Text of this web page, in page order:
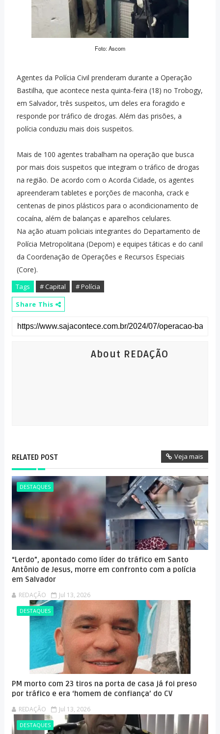
Foto: Ascom
Agentes da Polícia Civil prenderam durante a Operação
Bastilha, que acontece nesta quinta-feira (18) no Trobogy,
em Salvador, três suspeitos, um deles era foragido e
responde por tráfico de drogas. Além das prisões, a
polícia conduziu mais dois suspeitos.
Mais de 100 agentes trabalham na operação que busca
por mais dois suspeitos que integram o tráfico de drogas
na região. De acordo com o Acorda Cidade, os agentes
apreenderam tabletes e porções de maconha, crack e
centenas de pinos plásticos para o acondicionamento de
cocaína, além de balanças e aparelhos celulares.
Na ação atuam policiais integrantes do Departamento de
Polícia Metropolitana (Depom) e equipes táticas e do canil
da Coordenação de Operações e Recursos Especiais
(Core).
Tags # Capital
# Polícia
Share This
About REDAÇÃO
RELATED POST Veja mais
DESTAQUES
“Lerdo”, apontado como líder do tráfico em Santo
Antônio de Jesus, morre em confronto com a polícia
em Salvador
REDAÇÃO Jul 13, 2026
DESTAQUES
PM morto com 23 tiros na porta de casa já foi preso
por tráfico e era ‘homem de confiança’ do CV
REDAÇÃO Jul 13, 2026
DESTAQUES